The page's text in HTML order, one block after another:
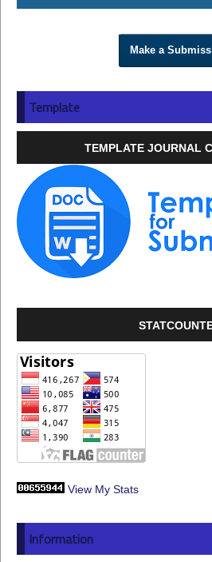
Make a
Template
TEMPLATE JOURNAL
View My Stats
Information